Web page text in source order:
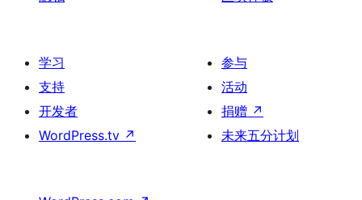
学习
支持
开发者
WordPress.tv ↗
参与
活动
捐赠 ↗
未来五分计划